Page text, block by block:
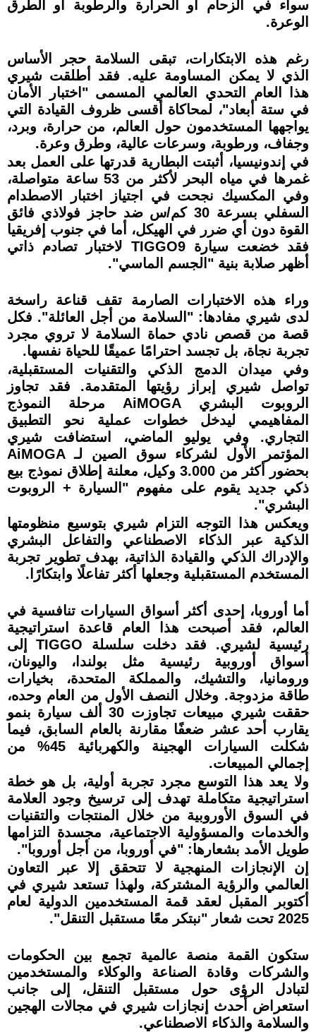
سواء في الزحام أو الحرارة والرطوبة أو الطرق
الوعرة.
رغم هذه الابتكارات، تبقى السلامة حجر الأساس
الذي لا يمكن المساومة عليه. فقد أطلقت شيري
هذا العام التحدي العالمي المسمى "اختبار الأمان
في ستة أبعاد"، لمحاكاة أقسى ظروف القيادة التي
يواجهها المستخدمون حول العالم، من حرارة، وبرد،
وجفاف، ورطوبة، وسرعات عالية، وطرق وعرة.
في إندونيسيا، أثبتت البطارية قدرتها على العمل بعد
غمرها في مياه البحر لأكثر من 53 ساعة متواصلة،
وفي المكسيك نجحت في اجتياز اختبار الاصطدام
السفلي بسرعة 30 كم/س ضد حاجز فولاذي فائق
القوة دون أي ضرر في الهيكل، أما في جنوب إفريقيا
فقد خضعت سيارة TIGGO9 لاختبار تصادم ذاتي
أظهر صلابة بنية "الجسم الماسي".
وراء هذه الاختبارات الصارمة تقف قناعة راسخة
لدى شيري مفادها: "السلامة من أجل العائلة". فكل
قصة من قصص نادي حماة السلامة لا تروي مجرد
تجربة نجاة، بل تجسد احترامًا عميقًا للحياة نفسها.
وفي ميدان الدمج الذكي والتقنيات المستقبلية،
تواصل شيري إبراز رؤيتها المتقدمة. فقد تجاوز
الروبوت البشري AiMOGA مرحلة النموذج
المفاهيمي ليدخل خطوات عملية نحو التطبيق
التجاري. وفي يوليو الماضي، استضافت شيري
المؤتمر الأول لشركاء سوق الصين لـ AiMOGA
بحضور أكثر من 3.000 وكيل، معلنة إطلاق نموذج بيع
ذكي جديد يقوم على مفهوم "السيارة + الروبوت
البشري".
ويعكس هذا التوجه التزام شيري بتوسيع منظومتها
الذكية عبر الذكاء الاصطناعي والتفاعل البشري
والإدراك الذكي والقيادة الذاتية، بهدف تطوير تجربة
المستخدم المستقبلية وجعلها أكثر تفاعلًا وابتكارًا.
أما أوروبا، إحدى أكثر أسواق السيارات تنافسية في
العالم، فقد أصبحت هذا العام قاعدة استراتيجية
رئيسية لشيري. فقد دخلت سلسلة TIGGO إلى
أسواق أوروبية رئيسية مثل بولندا، واليونان،
ورومانيا، والتشيك، والمملكة المتحدة، بخيارات
طاقة مزدوجة. وخلال النصف الأول من العام وحده،
حققت شيري مبيعات تجاوزت 30 ألف سيارة بنمو
يقارب أحد عشر ضعفًا مقارنة بالعام السابق، فيما
شكلت السيارات الهجينة والكهربائية 45% من
إجمالي المبيعات.
ولا يعد هذا التوسع مجرد تجربة أولية، بل هو خطة
استراتيجية متكاملة تهدف إلى ترسيخ وجود العلامة
في السوق الأوروبية من خلال المنتجات والتقنيات
والخدمات والمسؤولية الاجتماعية، مجسدة التزامها
طويل الأمد بشعارها: "في أوروبا، من أجل أوروبا".
إن الإنجازات المنهجية لا تتحقق إلا عبر التعاون
العالمي والرؤية المشتركة، ولهذا تستعد شيري في
أكتوبر المقبل لعقد قمة المستخدمين الدولية لعام
2025 تحت شعار "نبتكر معًا مستقبل التنقل".
ستكون القمة منصة عالمية تجمع بين الحكومات
والشركات وقادة الصناعة والوكلاء والمستخدمين
لتبادل الرؤى حول مستقبل التنقل، إلى جانب
استعراض أحدث إنجازات شيري في مجالات الهجين
والسلامة والذكاء الاصطناعي.